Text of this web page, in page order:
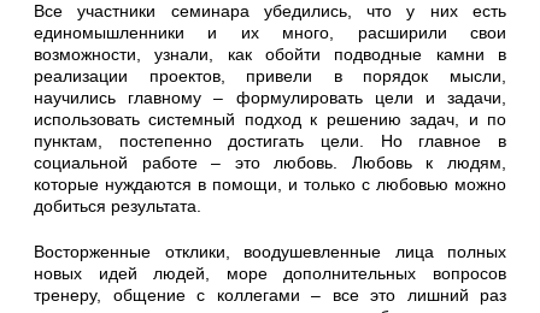
Все участники семинара убедились, что у них есть
единомышленники и их много, расширили свои
возможности, узнали, как обойти подводные камни в
реализации проектов, привели в порядок мысли,
научились главному – формулировать цели и задачи,
использовать системный подход к решению задач, и по
пунктам, постепенно достигать цели. Но главное в
социальной работе – это любовь. Любовь к людям,
которые нуждаются в помощи, и только с любовью можно
добиться результата.
Восторженные отклики, воодушевленные лица полных
новых идей людей, море дополнительных вопросов
тренеру, общение с коллегами – все это лишний раз